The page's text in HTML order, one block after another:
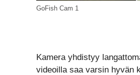
GoFish Cam 1
Kamera yhdistyy
videoilla saa varsin hyvän